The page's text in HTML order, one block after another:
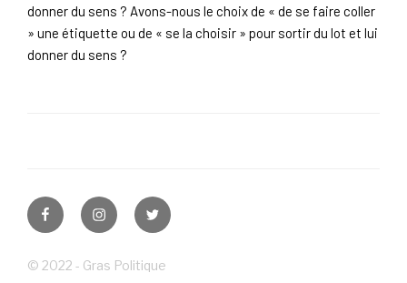
donner du sens ? Avons-nous le choix de « de se faire coller
» une étiquette ou de « se la choisir » pour sortir du lot et lui
donner du sens ?
FacebookInstagramTwitter
© 2022 - Gras Politique